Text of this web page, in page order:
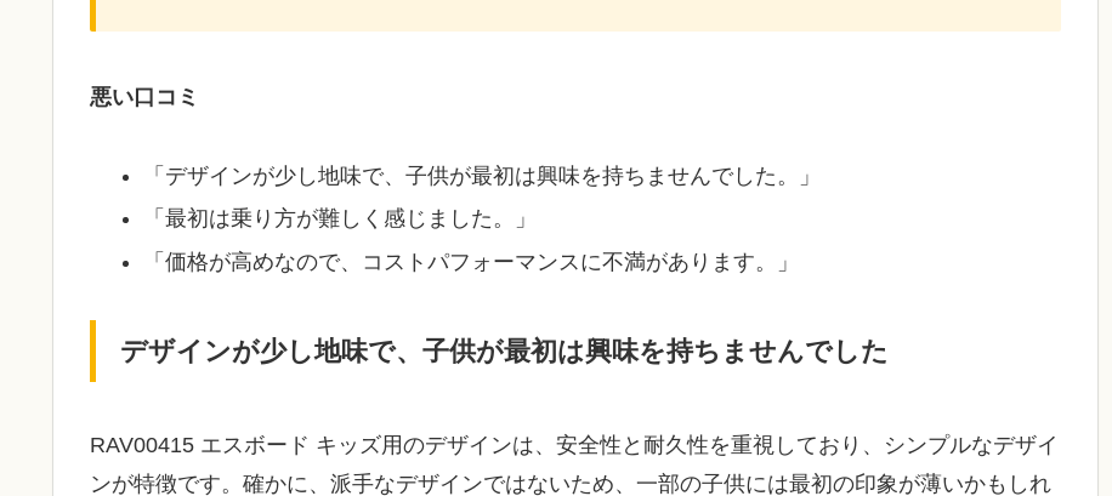
悪い口コミ
「デザインが少し地味で、子供が最初は興味を持ちませんでした。」
「最初は乗り方が難しく感じました。」
「価格が高めなので、コストパフォーマンスに不満があります。」
デザインが少し地味で、子供が最初は興味を持ちませんでした
RAV00415 エスボード キッズ用のデザインは、安全性と耐久性を重視しており、シンプルなデザイ
ンが特徴です。確かに、派手なデザインではないため、一部の子供には最初の印象が薄いかもしれ